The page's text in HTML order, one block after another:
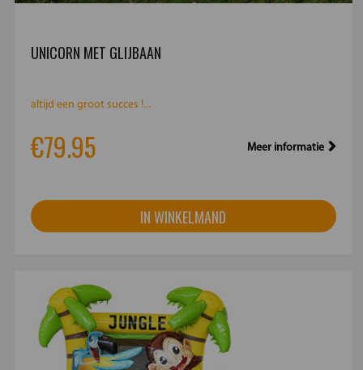
UNICORN MET GLIJBAAN
altijd een groot succes !...
€79.95 Meer informatie
IN WINKELMAND